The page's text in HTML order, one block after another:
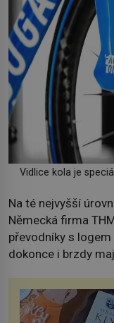
Vidlice kola je
Na té nejvyšší
Německá firma
převodníky s logem
dokonce i brzdy